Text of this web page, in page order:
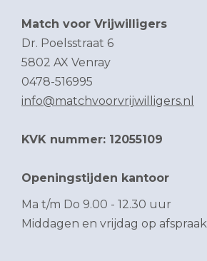
Match voor Vrijwilligers
Dr. Poelsstraat 6
5802 AX Venray
0478-516995
info@matchvoorvrijwilligers.nl
KVK nummer: 12055109
Openingstijden kantoor
Ma t/m Do 9.00 - 12.30 uur
Middagen en vrijdag op afspraak